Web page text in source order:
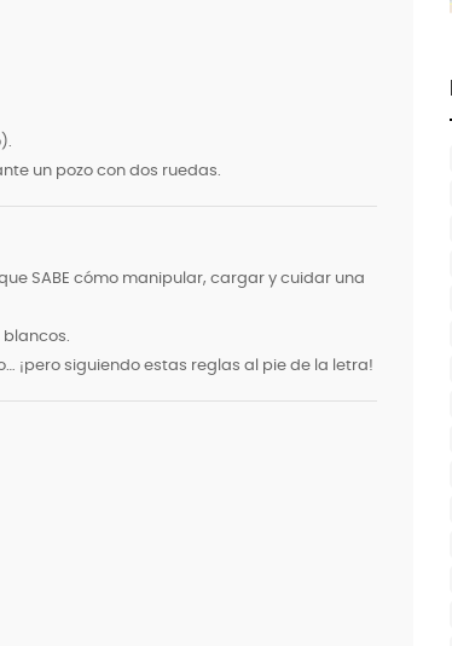
un pozo con dos ruedas.
SABE cómo manipular, cargar y cuidar una
blancos.
¡pero siguiendo estas reglas al pie de la letra!